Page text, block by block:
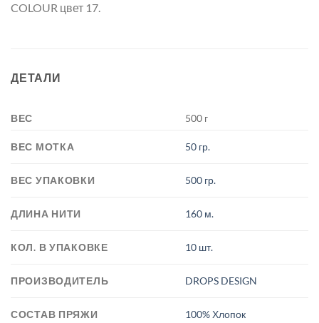
COLOUR цвет 17.
ДЕТАЛИ
ВЕС 500 г
ВЕС МОТКА 50 гр.
ВЕС УПАКОВКИ 500 гр.
ДЛИНА НИТИ 160 м.
КОЛ. В УПАКОВКЕ 10 шт.
ПРОИЗВОДИТЕЛЬ DROPS DESIGN
СОСТАВ ПРЯЖИ 100% Хлопок